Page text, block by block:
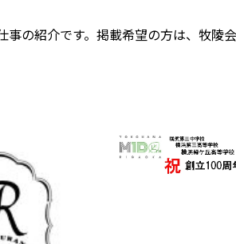
事の紹介です。掲載希望の方は、牧陵